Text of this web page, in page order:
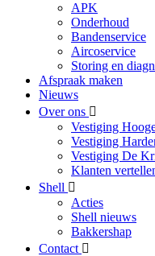
APK
Onderhoud
Bandenservice
Aircoservice
Storing en
Afspraak maken
Nieuws
Over ons
Vestiging
Vestiging
Vestiging De
Klanten
Shell
Acties
Shell nieuws
Bakkershap
Contact